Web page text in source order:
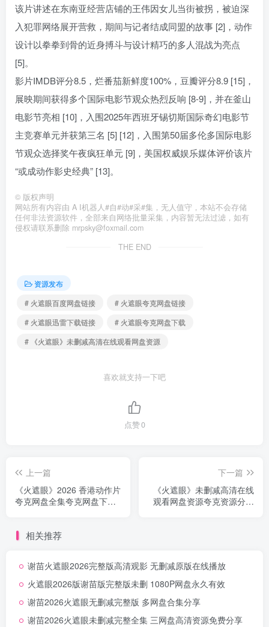
该片讲述在东南亚经营店铺的王伟因女儿当街被拐，被迫深
入犯罪网络展开营救，期间与记者结成同盟的故事 [2]，动作
设计以拳拳到骨的近身搏斗与设计精巧的多人混战为亮点
[5]。
影片IMDB评分8.5，烂番茄新鲜度100%，豆瓣评分8.9 [15]，
展映期间获得多个国际电影节观众热烈反响 [8-9]，并在釜山
电影节亮相 [10]，入围2025年西班牙锡切斯国际奇幻电影节
主竞赛单元并获第三名 [5] [12]，入围第50届多伦多国际电影
节观众选择奖午夜疯狂单元 [9]，美国权威娱乐媒体评价该片
“或成动作影史经典” [13]。
© 版权声明
网站所有内容由 A I机器人#自#动#采#集，无人值守，本站不会存储
任何非法资源软件，全部来自网络批量采集，内容暂无法过滤，如有
侵权请联系删除 mrpsky@foxmail.com
THE END
资源发布
# 火遮眼百度网盘链接
# 火遮眼夸克网盘链接
# 火遮眼迅雷下载链接
# 火遮眼夸克网盘下载
# 《火遮眼》未删减高清在线观看网盘资源
喜欢就支持一下吧
点赞0
上一篇
《火遮眼》2026 香港动作片
夸克网盘全集夸克网盘下载
下一篇
《火遮眼》未删减高清在线
观看网盘资源夸克资源分享
相关推荐
谢苗火遮眼2026完整版高清观影 无删减原版在线播放
火遮眼2026版谢苗版完整版未删 1080P网盘永久有效
谢苗2026火遮眼无删减完整版 多网盘合集分享
谢苗2026火遮眼未删减完整全集 三网盘高清资源免费分享